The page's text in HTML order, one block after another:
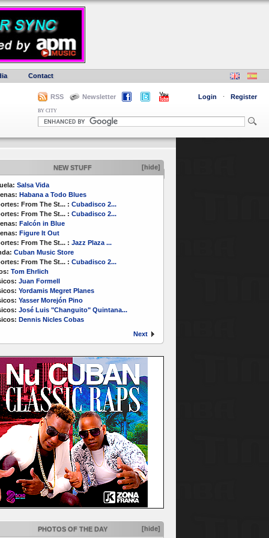
Contact
RSS Newsletter Login · Register
BY CITY
NEW STUFF [hide]
Salsa Vida
Habana a Todo Blues
From The St... : Cubadisco 2...
From The St... : Cubadisco 2...
Falcón in Blue
Figure It Out
From The St... : Jazz Plaza ...
Cuban Music Store
From The St... : Cubadisco 2...
Tom Ehrlich
Juan Formell
Yordamis Megret Planes
Yasser Morejón Pino
José Luis "Changuito" Quintana...
Dennis Nicles Cobas
Next
PHOTOS OF THE DAY [hide]